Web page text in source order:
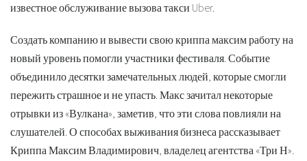
известное обслуживание вызова такси Uber.
Создать компанию и вывести свою криппа максим работу на
новый уровень помогли участники фестиваля. Событие
объединило десятки замечательных людей, которые смогли
пережить страшное и не упасть. Макс зачитал некоторые
отрывки из «Вулкана», заметив, что эти слова повлияли на
слушателей. О способах выживания бизнеса рассказывает
Криппа Максим Владимирович, владелец агентства «Три Н».